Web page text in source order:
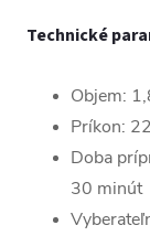
Technické
Objem:
Príkon:
Doba
30 minút